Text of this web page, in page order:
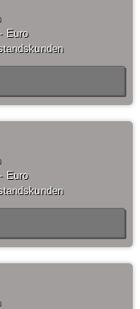
Euro
Euro